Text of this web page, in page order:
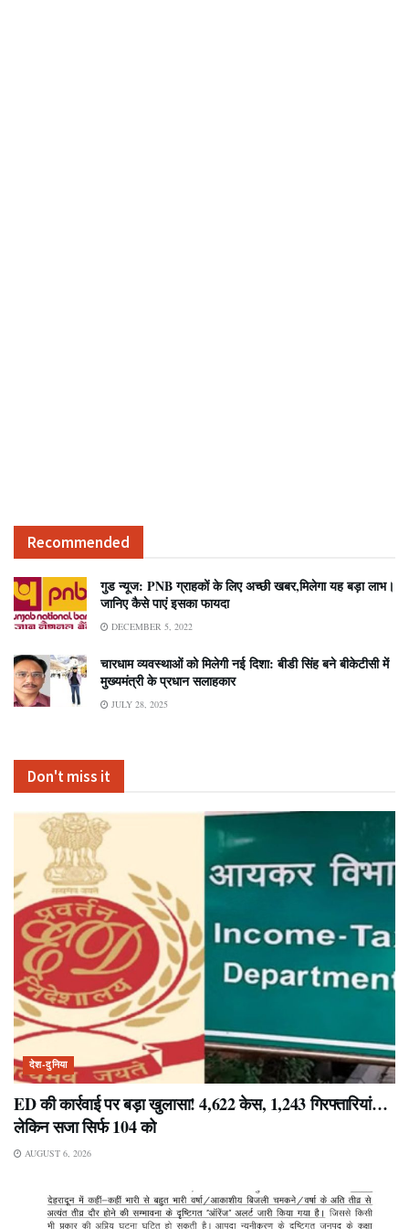
Recommended
गुड न्यूज: PNB ग्राहकों के लिए अच्छी खबर,मिलेगा यह बड़ा लाभ।
जानिए कैसे पाएं इसका फायदा
DECEMBER 5, 2022
चारधाम व्यवस्थाओं को मिलेगी नई दिशा: बीडी सिंह बने बीकेटीसी में
मुख्यमंत्री के प्रधान सलाहकार
JULY 28, 2025
Don't miss it
देश-दुनिया
ED की कार्रवाई पर बड़ा खुलासा! 4,622 केस, 1,243 गिरफ्तारियां…
लेकिन सजा सिर्फ 104 को
AUGUST 6, 2026